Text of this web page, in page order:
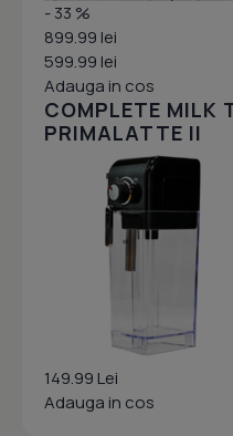
- 33 %
899.99 lei
599.99 lei
Adauga in cos
COMPLETE MILK
PRIMALATTE II
149.99 Lei
Adauga in cos